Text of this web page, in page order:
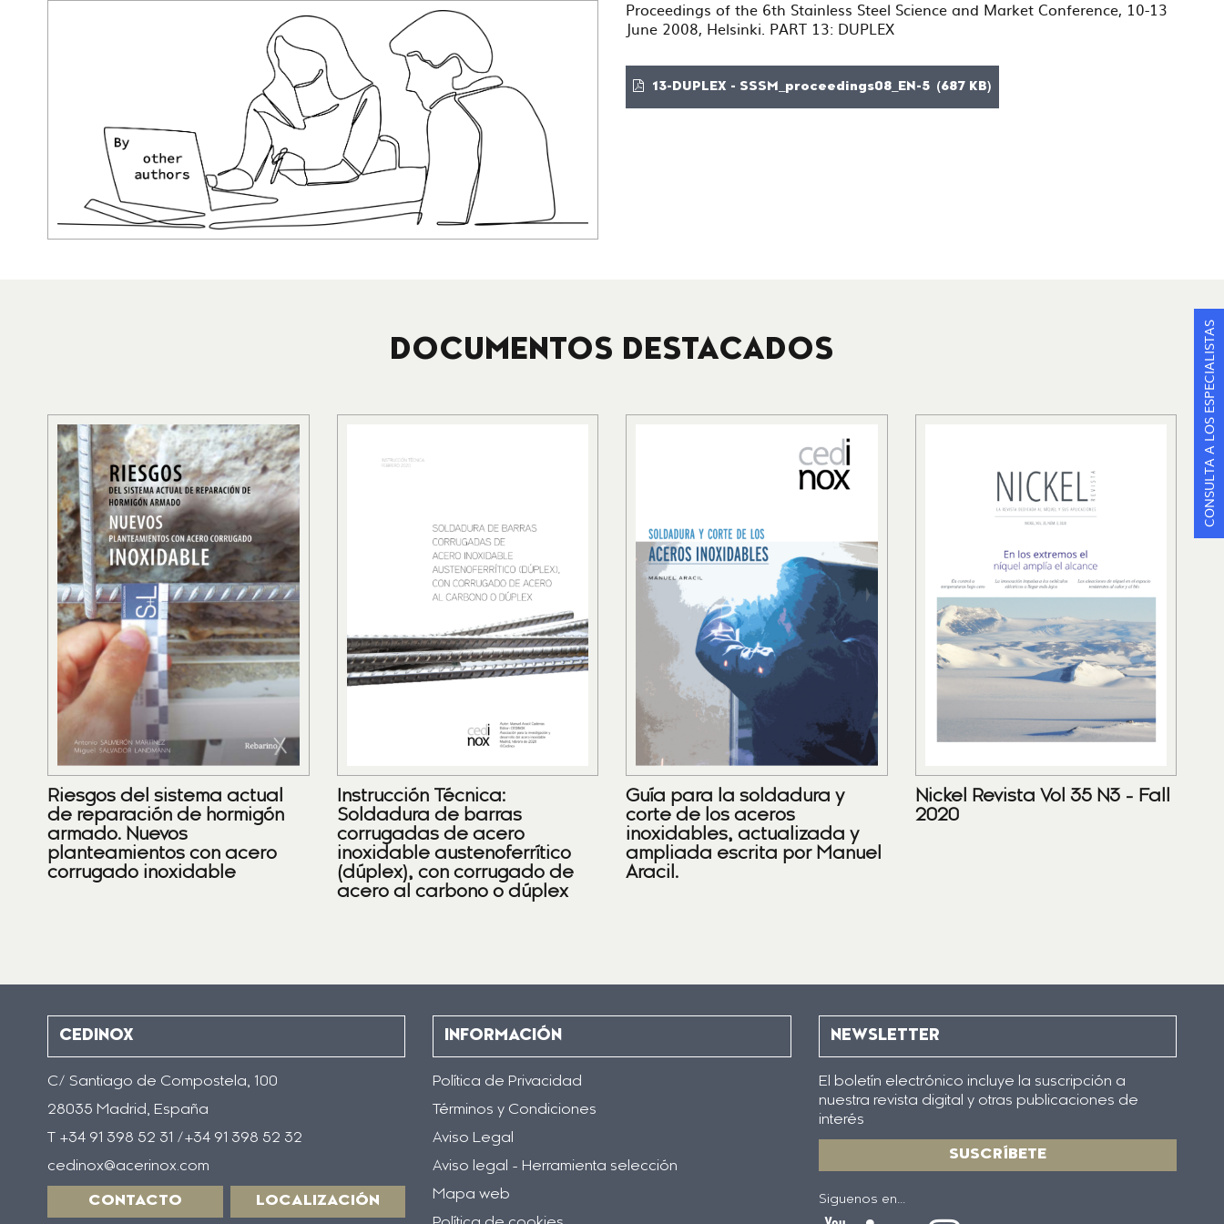
Proceedings of the 6th Stainless Steel Science and Market Conference, 10-13
June 2008, Helsinki. PART 13: DUPLEX
13-DUPLEX - SSSM_proceedings08_EN-5 (687 KB)
DOCUMENTOS DESTACADOS
Riesgos del sistema actual
de reparación de hormigón
armado. Nuevos
planteamientos con acero
corrugado inoxidable
Instrucción Técnica:
Soldadura de barras
corrugadas de acero
inoxidable austenoferrítico
(dúplex), con corrugado de
acero al carbono o dúplex
Guía para la soldadura y
corte de los aceros
inoxidables, actualizada y
ampliada escrita por Manuel
Aracil.
Nickel Revista Vol 35 N3 - Fall
2020
CEDINOX
C/ Santiago de Compostela, 100
28035 Madrid, España
T +34 91 398 52 31 /+34 91 398 52 32
cedinox@acerinox.com
CONTACTO LOCALIZACIÓN
INFORMACIÓN
Política de Privacidad
Términos y Condiciones
Aviso Legal
Aviso legal - Herramienta selección
Mapa web
NEWSLETTER
El boletín electrónico incluye la suscripción a
nuestra revista digital y otras publicaciones de
interés
SUSCRÍBETE
Siguenos en...
CONSULTA A LOS ESPECIALISTAS